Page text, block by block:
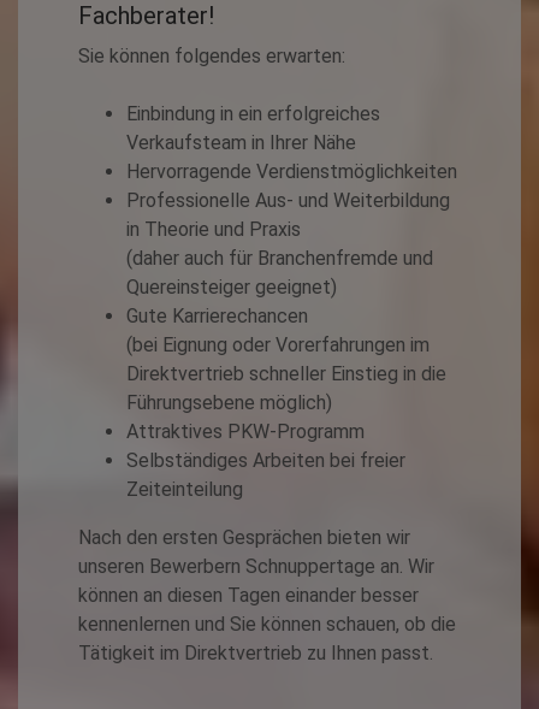
Fachberater!
Sie können folgendes erwarten:
Einbindung in ein erfolgreiches
Verkaufsteam in Ihrer Nähe
Hervorragende Verdienstmöglichkeiten
Professionelle Aus- und Weiterbildung
in Theorie und Praxis
(daher auch für Branchenfremde und
Quereinsteiger geeignet)
Gute Karrierechancen
(bei Eignung oder Vorerfahrungen im
Direktvertrieb schneller Einstieg in die
Führungsebene möglich)
Attraktives PKW-Programm
Selbständiges Arbeiten bei freier
Zeiteinteilung
Nach den ersten Gesprächen bieten wir
unseren Bewerbern Schnuppertage an. Wir
können an diesen Tagen einander besser
kennenlernen und Sie können schauen, ob die
Tätigkeit im Direktvertrieb zu Ihnen passt.